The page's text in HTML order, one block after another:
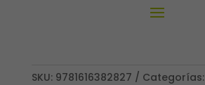
SKU: 9781616382827 Categorías: